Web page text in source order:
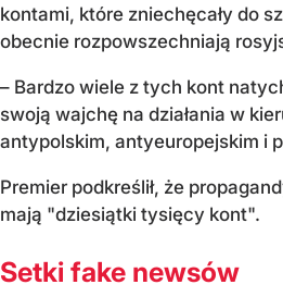
kontami, które zniechęcały do
obecnie rozpowszechniają
– Bardzo wiele z tych kont
swoją wajchę na działania w
antypolskim, antyeuropejskim i
Premier podkreślił, że
mają "dziesiątki tysięcy kont".
Setki fake newsów